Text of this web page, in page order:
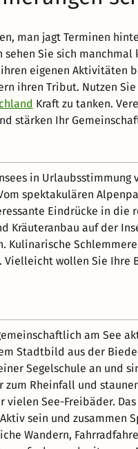
man jagt Terminen
Sie sich manchmal
eigenen Aktivitäten
ihren Tribut. Nutzen
Kraft zu tanken.
stärken Ihr
in Urlaubsstimmung
spektakulären
Eindrücke in die
Kräuteranbau auf der
wollen Sie Ihre
am See
Stadtbild aus der
Segelschule an und
Rheinfall und
vielen See-Freibäder.
sein und zusammen
Wandern,